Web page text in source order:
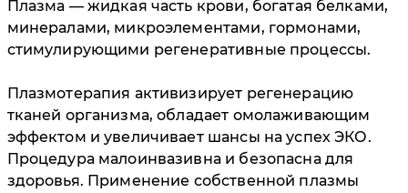
Плазма — жидкая часть крови, богатая белками,
минералами, микроэлементами, гормонами,
стимулирующими регенеративные процессы.
Плазмотерапия активизирует регенерацию
тканей организма, обладает омолаживающим
эффектом и увеличивает шансы на успех ЭКО.
Процедура малоинвазивна и безопасна для
здоровья. Применение собственной плазмы